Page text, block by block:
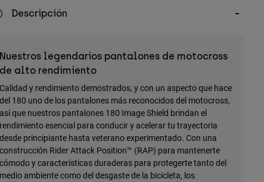
Descripción
Nuestros legendarios pantalones de motocross
de alto rendimiento
Calidad y rendimiento demostrados, y con un aspecto que hace
del 180 uno de los pantalones más reconocidos del motocross,
así que nuestros pantalones 180 Image Shield brindan el
rendimiento esencial para conducir y acelerar tu trayectoria
desde principiante hasta veterano experimentado. Con una
construcción Rider Attack Position™ (RAP) para mantenerte
cómodo y características duraderas para protegerte tanto del
medio ambiente como del desgaste de la bicicleta, los